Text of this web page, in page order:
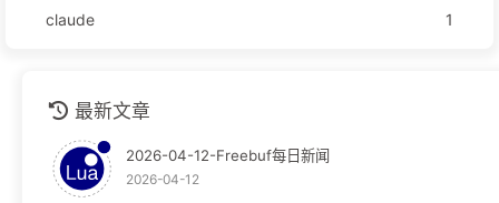
claude 1
安全运营
技术分享
最新文章
2026-04-12-Freebuf每日新闻
2026-04-12